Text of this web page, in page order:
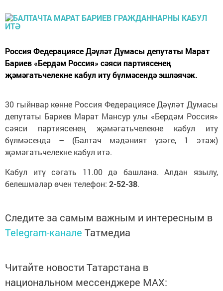
Россия Федерациясе Дәүләт Думасы депутаты Марат
Бариев «Бердәм Россия» сәяси партиясенең
җәмәгатьчелекне кабул иту бүлмәсендә эшләячәк.
30 гыйнвар көнне Россия Федерациясе Дәүләт Думасы
депутаты Бариев Марат Мансур улы «Бердәм Россия»
сәяси партиясенең җәмәгатьчелекне кабул иту
бүлмәсендә – (Балтач мәдәният үзәге, 1 этаж)
җәмәгатьчелекне кабул итә.
Кабул итү сәгать 11.00 дә башлана. Алдан язылу,
белешмәләр өчен телефон: 2-52-38.
Следите за самым важным и интересным в
Telegram-канале Татмедиа
Читайте новости Татарстана в
национальном мессенджере MАХ: